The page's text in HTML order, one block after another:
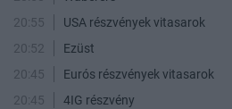
20:55
USA részvények vitasarok
20:52
Ezüst
20:45
Eurós részvények vitasarok
20:45
4IG részvény